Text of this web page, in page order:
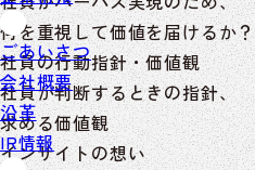
ごあいさつ
会社概要
沿革
IR情報
何を重視して価値を届けるか？
社員の行動指針・価値観
社員が判断するときの指針、
求める価値観
インサイトの想い